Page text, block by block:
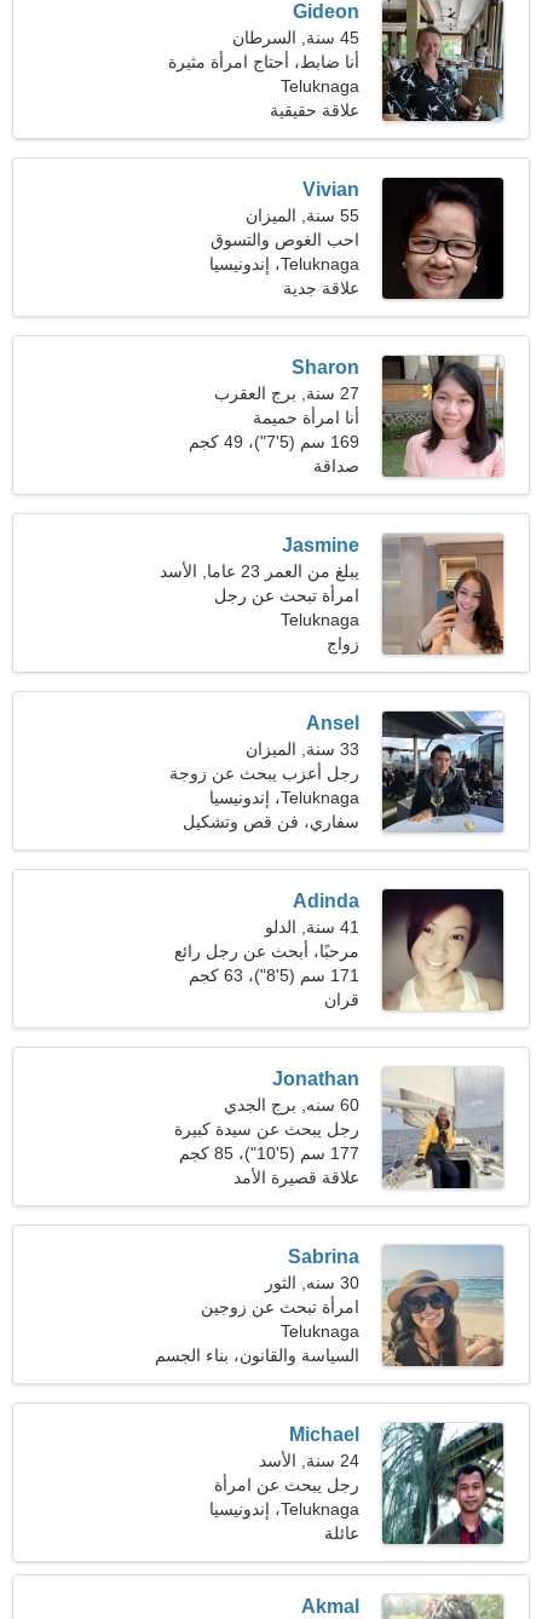
Gideon
45 سنة, السرطان
أنا ضابط، أحتاج امرأة مثيرة
Teluknaga
علاقة حقيقية
Vivian
55 سنة, الميزان
احب الغوص والتسوق
Teluknaga، إندونيسيا
علاقة جدية
Sharon
27 سنة, برج العقرب
أنا امرأة حميمة
169 سم (5'7")، 49 كجم
(108 رطل)
صداقة
Jasmine
يبلغ من العمر 23 عاما, الأسد
امرأة تبحث عن رجل
Teluknaga
زواج
Ansel
33 سنة, الميزان
رجل أعزب يبحث عن زوجة
22-29
Teluknaga، إندونيسيا
سفاري، فن قص وتشكيل
الورق
Adinda
41 سنة, الدلو
مرحبًا، أبحث عن رجل رائع
171 سم (5'8")، 63 كجم
(138 رطلا)
قران
Jonathan
60 سنه, برج الجدي
رجل يبحث عن سيدة كبيرة
177 سم (5'10")، 85 كجم
(187 رطلا)
علاقة قصيرة الأمد
Sabrina
30 سنه, الثور
امرأة تبحث عن زوجين
Teluknaga
السياسة والقانون، بناء الجسم
Michael
24 سنة, الأسد
رجل يبحث عن امرأة
Teluknaga، إندونيسيا
عائلة
Akmal